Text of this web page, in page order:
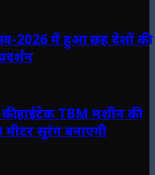
2026 में हुआ छह देशों की
हाईटेक TBM मशीन की
सुरंग बनाएगी